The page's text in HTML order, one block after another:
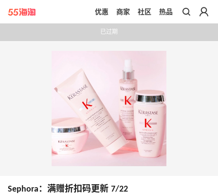
带你去官网买正品
优惠 商家 社区 热品
已过期
Sephora：满赠折扣码更新 7/22